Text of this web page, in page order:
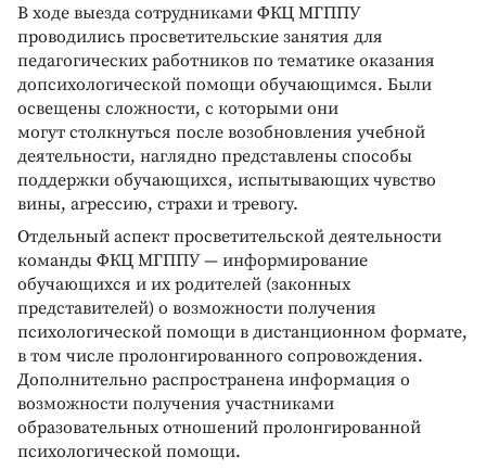
В ходе выезда сотрудниками ФКЦ МГППУ
проводились просветительские занятия для
педагогических работников по тематике оказания
допсихологической помощи обучающимся. Были
освещены сложности, с которыми они
могут столкнуться после возобновления учебной
деятельности, наглядно представлены способы
поддержки обучающихся, испытывающих чувство
вины, агрессию, страхи и тревогу.
Отдельный аспект просветительской деятельности
команды ФКЦ МГППУ — информирование
обучающихся и их родителей (законных
представителей) о возможности получения
психологической помощи в дистанционном формате,
в том числе пролонгированного сопровождения.
Дополнительно распространена информация о
возможности получения участниками
образовательных отношений пролонгированной
психологической помощи.